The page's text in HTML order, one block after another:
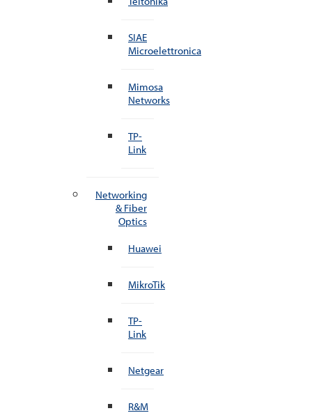
SIAE
Microelettronica
Mimosa
Networks
TP-
Link
Networking
& Fiber
Optics
Huawei
MikroTik
TP-
Link
Netgear
R&M